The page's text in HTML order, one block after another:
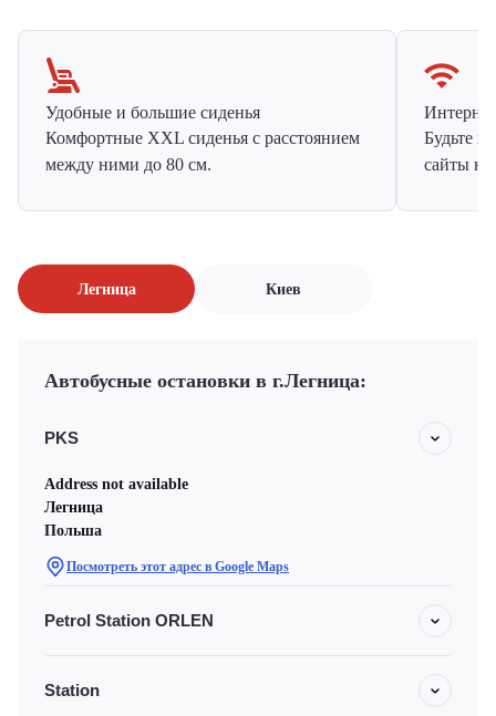
Удобные и большие сиденья
Комфортные XXL сиденья с расстоянием
между ними до 80 см.
Будьте
сайты на
Легница Киев
Автобусные остановки в г.Легница:
PKS
Address not available
Легница
Польша
Посмотреть этот адрес в Google Maps
Petrol Station ORLEN
Station